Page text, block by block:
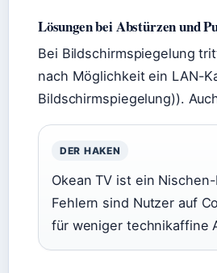
Lösungen bei Abstürzen und
Bei Bildschirmspiegelung
nach Möglichkeit ein LAN-
Bildschirmspiegelung)).
DER HAKEN
Okean TV ist ein
Fehlern sind Nutzer auf
für weniger technikaffine